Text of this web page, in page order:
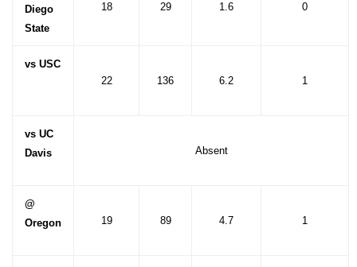
Diego
State
18 29 1.6 0
vs USC
22
136 6.2 1
vs UC
Davis
Absent
@
Oregon
19 89 4.7 1